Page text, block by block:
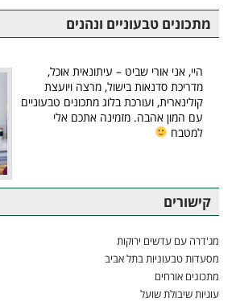
מתכונים טבעוניים ונהנים
היי, אני אורי שביט – עיתונאית אוכל,
מדריכת סדנאות בישול, מרצה ויועצת
קולינארית, ועורכת בלוג מתכונים טבעוניים
עם המון אהבה. מזמינה אתכם אלי
למטבח
קישורים
מג'דרה עם עדשים ירוקות
מסעדות טבעוניות בתל אביב
מתכונים אורחים
עוגיות שיבולת שועל